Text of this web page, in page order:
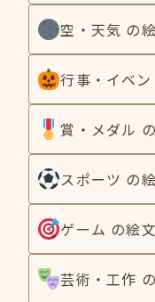
空・天気 の
行事・イベ
賞・メダル
スポーツ の
ゲーム の絵
芸術・工作